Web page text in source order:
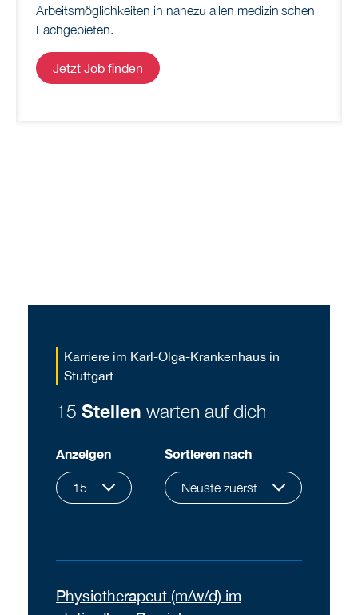
Arbeitsmöglichkeiten in nahezu allen medizinischen
Fachgebieten.
Jetzt Job finden
Karriere im Karl-Olga-Krankenhaus in
Stuttgart
15 Stellen warten auf dich
Anzeigen
15
Sortieren nach
Neuste zuerst
Physiotherapeut (m/w/d) im